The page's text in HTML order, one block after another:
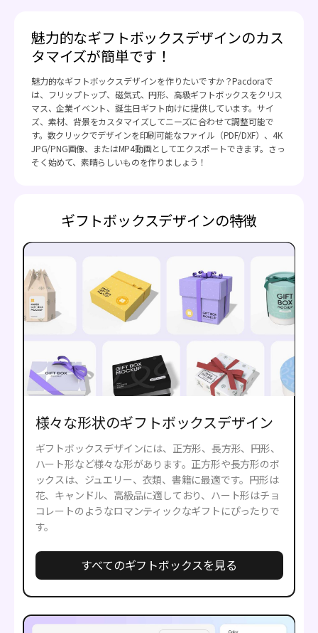
魅力的なギフトボックスデザインのカス
タマイズが簡単です！
魅力的なギフトボックスデザインを作りたいですか？Pacdoraで
は、フリップトップ、磁気式、円形、高級ギフトボックスをクリス
マス、企業イベント、誕生日ギフト向けに提供しています。サイ
ズ、素材、背景をカスタマイズしてニーズに合わせて調整可能で
す。数クリックでデザインを印刷可能なファイル（PDF/DXF）、4K
JPG/PNG画像、またはMP4動画としてエクスポートできます。さっ
そく始めて、素晴らしいものを作りましょう！
ギフトボックスデザインの特徴
様々な形状のギフトボックスデザイン
ギフトボックスデザインには、正方形、長方形、円形、
ハート形など様々な形があります。正方形や長方形のボ
ックスは、ジュエリー、衣類、書籍に最適です。円形は
花、キャンドル、高級品に適しており、ハート形はチョ
コレートのようなロマンティックなギフトにぴったりで
す。
すべてのギフトボックスを見る